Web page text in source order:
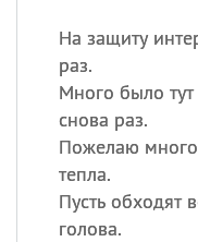
На защиту
раз.
Много было тут
снова раз.
Пожелаю много
тепла.
Пусть обходят
голова.